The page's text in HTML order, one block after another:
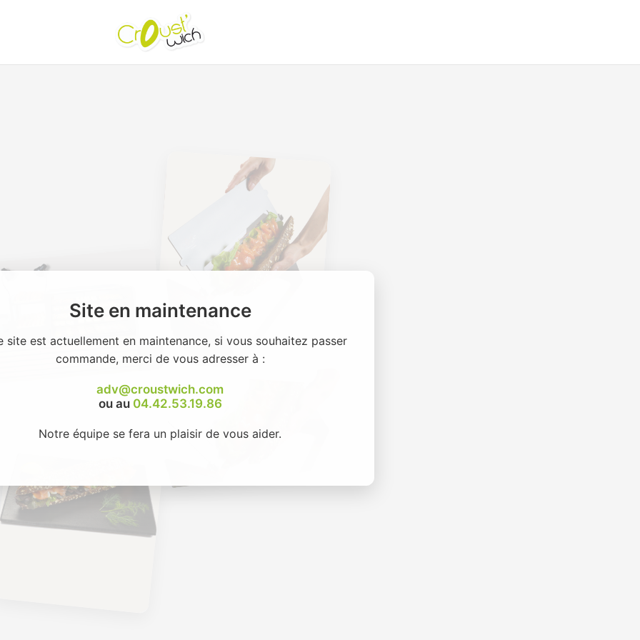
Site en maintenance
site est actuellement en maintenance, si vous souhaitez passer
commande, merci de vous adresser à :
adv@croustwich.com
ou au 04.42.53.19.86
Notre équipe se fera un plaisir de vous aider.